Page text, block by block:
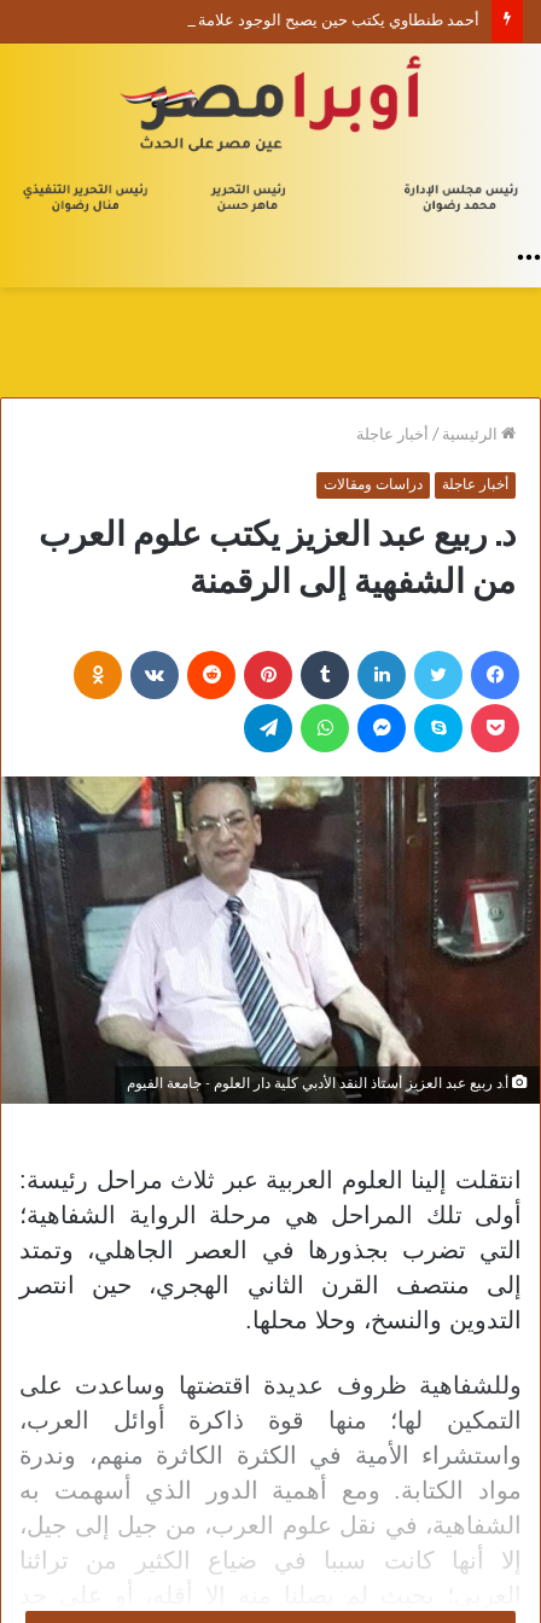
أحمد طنطاوي يكتب حين يصبح الوجود علامة استفهام
الرئيسية/أخبار عاجلة
أخبار عاجلة دراسات ومقالات
د. ربيع عبد العزيز يكتب علوم العرب
من الشفهية إلى الرقمنة
أ.د ربيع عبد العزيز أستاذ النقد الأدبي كلية دار العلوم - جامعة الفيوم
انتقلت إلينا العلوم العربية عبر ثلاث مراحل رئيسة:
أولى تلك المراحل هي مرحلة الرواية الشفاهية؛
التي تضرب بجذورها في العصر الجاهلي، وتمتد
إلى منتصف القرن الثاني الهجري، حين انتصر
التدوين والنسخ، وحلا محلها.
وللشفاهية ظروف عديدة اقتضتها وساعدت على
التمكين لها؛ منها قوة ذاكرة أوائل العرب،
واستشراء الأمية في الكثرة الكاثرة منهم، وندرة
مواد الكتابة. ومع أهمية الدور الذي أسهمت به
الشفاهية، في نقل علوم العرب، من جيل إلى جيل،
إلا أنها كانت سببا في ضياع الكثير من تراثنا